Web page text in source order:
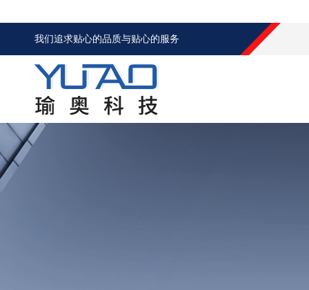
我们追求贴心的品质与贴心的服务